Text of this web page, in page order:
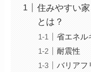
住みやすい
とは？
省エネル
耐震性
バリアフ